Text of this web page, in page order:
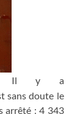
Il y a
sans doute le
arrêté : 4 343